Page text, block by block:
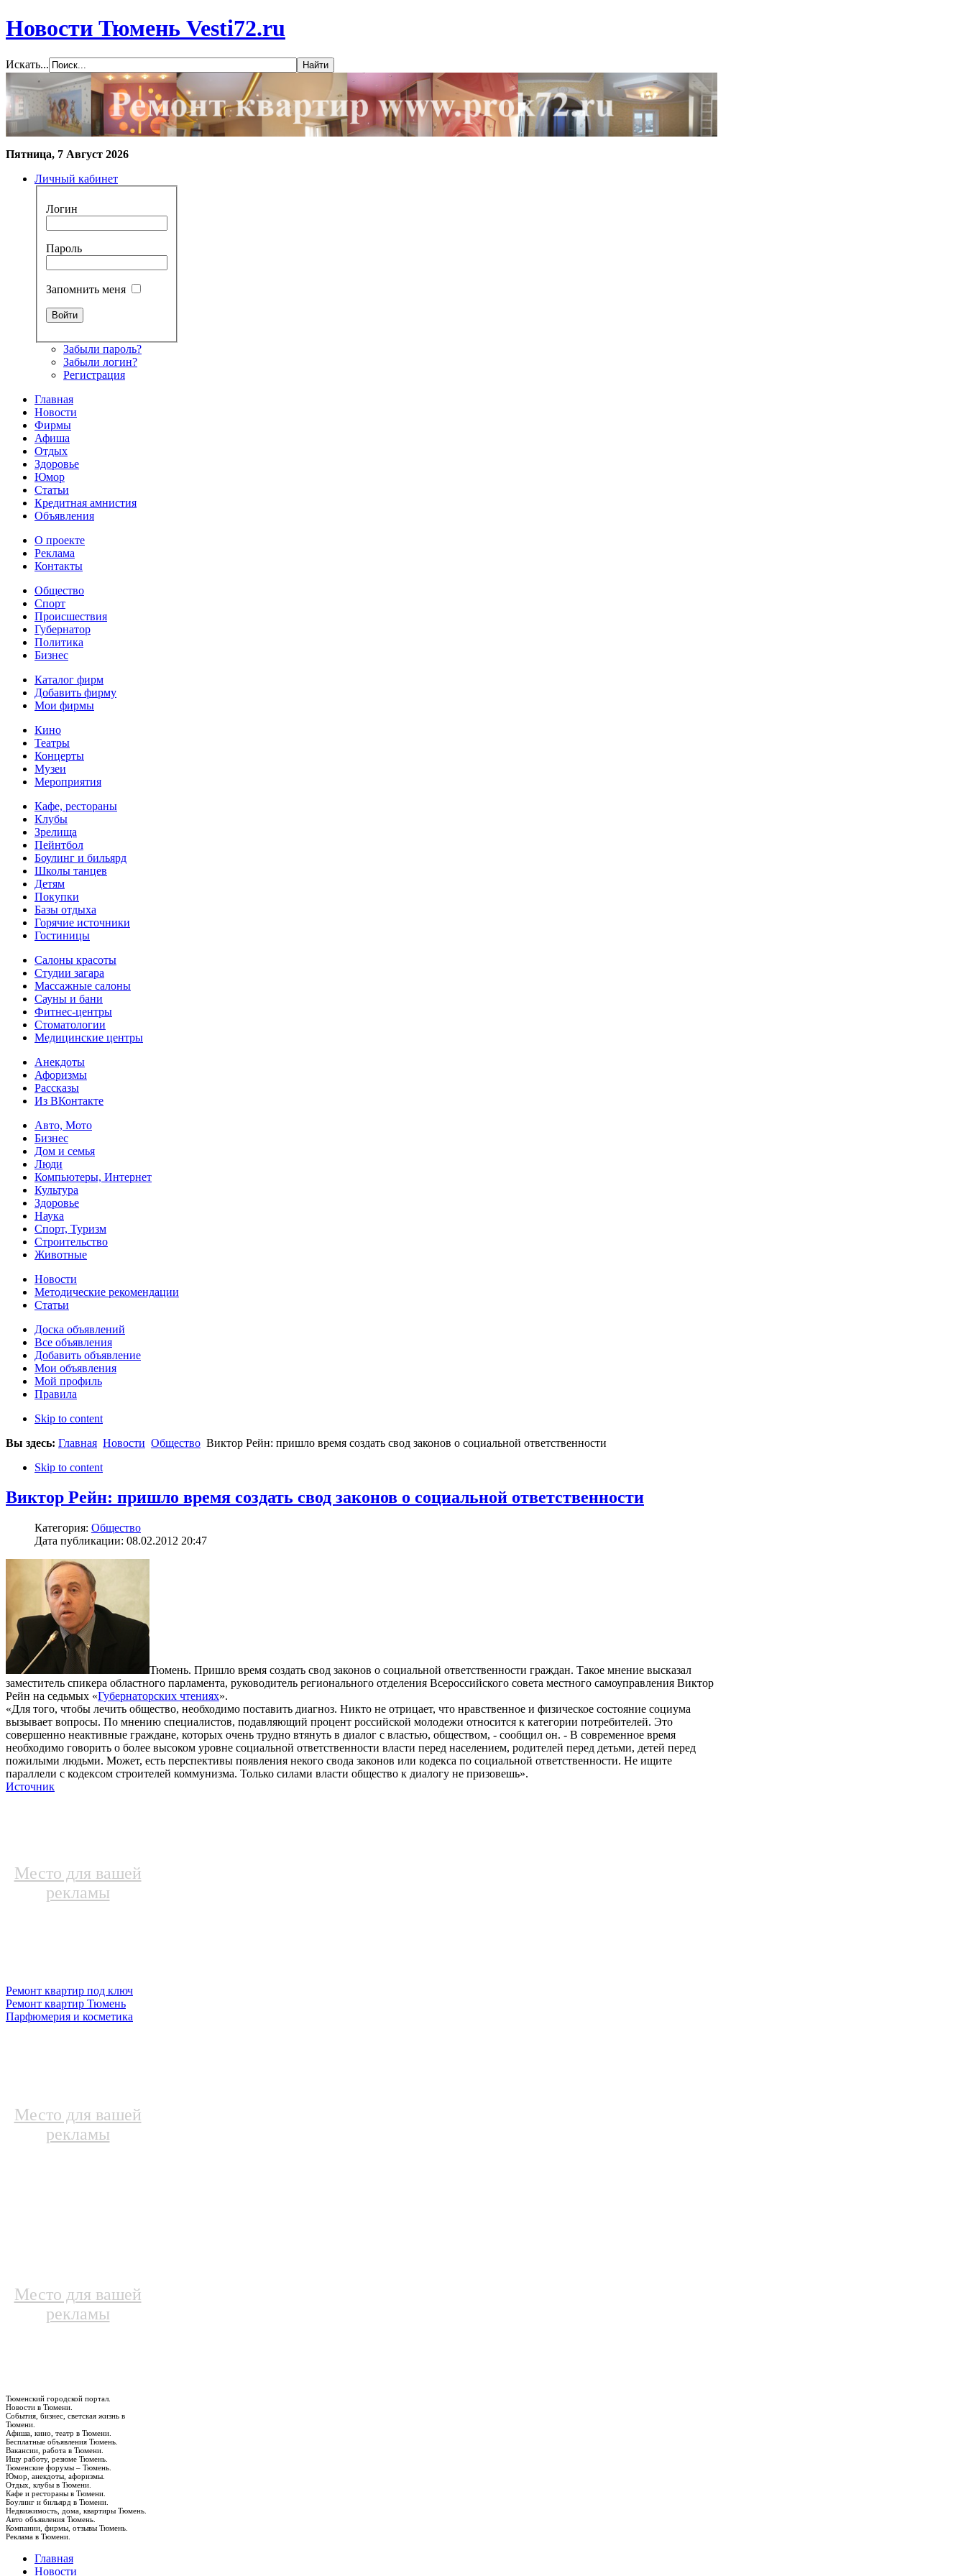
Новости Тюмень Vesti72.ru
Искать...
Пятница, 7 Август 2026
Личный кабинет
Логин
Пароль
Запомнить меня
Забыли пароль?
Забыли логин?
Регистрация
Главная
Новости
Фирмы
Афиша
Отдых
Здоровье
Юмор
Статьи
Кредитная амнистия
Объявления
О проекте
Реклама
Контакты
Общество
Спорт
Происшествия
Губернатор
Политика
Бизнес
Каталог фирм
Добавить фирму
Мои фирмы
Кино
Театры
Концерты
Музеи
Мероприятия
Кафе, рестораны
Клубы
Зрелища
Пейнтбол
Боулинг и бильярд
Школы танцев
Детям
Покупки
Базы отдыха
Горячие источники
Гостиницы
Салоны красоты
Студии загара
Массажные салоны
Сауны и бани
Фитнес-центры
Стоматологии
Медицинские центры
Анекдоты
Афоризмы
Рассказы
Из ВКонтакте
Авто, Мото
Бизнес
Дом и семья
Люди
Компьютеры, Интернет
Культура
Здоровье
Наука
Спорт, Туризм
Строительство
Животные
Новости
Методические рекомендации
Статьи
Доска объявлений
Все объявления
Добавить объявление
Мои объявления
Мой профиль
Правила
Skip to content
Вы здесь: Главная Новости Общество Виктор Рейн: пришло время создать свод законов о социальной ответственности
Skip to content
Виктор Рейн: пришло время создать свод законов о социальной ответственности
Категория: Общество
Дата публикации: 08.02.2012 20:47
Тюмень. Пришло время создать свод законов о социальной ответственности граждан. Такое мнение высказал
заместитель спикера областного парламента, руководитель регионального отделения Всероссийского совета местного самоуправления Виктор
Рейн на седьмых «Губернаторских чтениях».
«Для того, чтобы лечить общество, необходимо поставить диагноз. Никто не отрицает, что нравственное и физическое состояние социума
вызывает вопросы. По мнению специалистов, подавляющий процент российской молодежи относится к категории потребителей. Это
совершенно неактивные граждане, которых очень трудно втянуть в диалог с властью, обществом, - сообщил он. - В современное время
необходимо говорить о более высоком уровне социальной ответственности власти перед населением, родителей перед детьми, детей перед
пожилыми людьми. Может, есть перспективы появления некого свода законов или кодекса по социальной ответственности. Не ищите
параллели с кодексом строителей коммунизма. Только силами власти общество к диалогу не призовешь».
Источник
Место для вашей
рекламы
Ремонт квартир под ключ
Ремонт квартир Тюмень
Парфюмерия и косметика
Место для вашей
рекламы
Место для вашей
рекламы
Тюменский городской портал.
Новости в Тюмени.
События, бизнес, светская жизнь в
Тюмени.
Афиша, кино, театр в Тюмени.
Бесплатные объявления Тюмень.
Вакансии, работа в Тюмени.
Ищу работу, резюме Тюмень.
Тюменские форумы – Тюмень.
Юмор, анекдоты, афоризмы.
Отдых, клубы в Тюмени.
Кафе и рестораны в Тюмени.
Боулинг и бильярд в Тюмени.
Недвижимость, дома, квартиры Тюмень.
Авто объявления Тюмень.
Компании, фирмы, отзывы Тюмень.
Реклама в Тюмени.
Главная
Новости